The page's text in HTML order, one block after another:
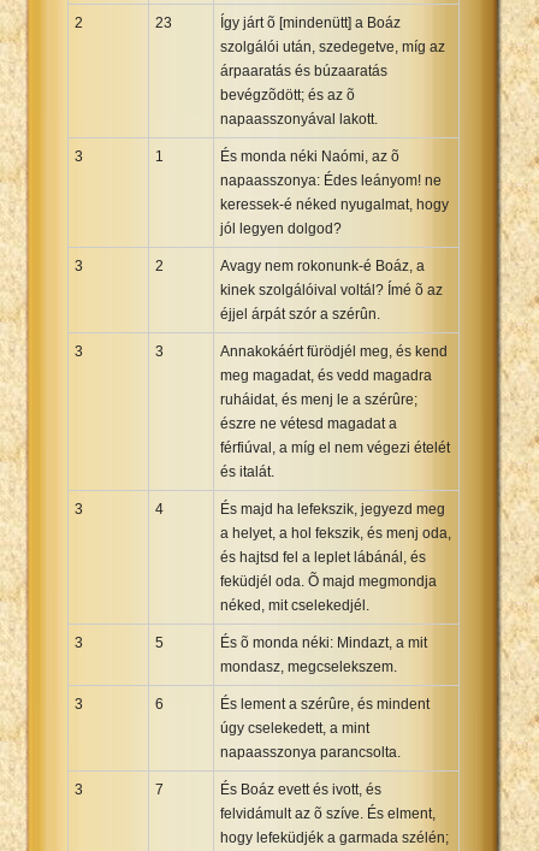
2 23
Így járt õ [mindenütt] a Boáz
szolgálói után, szedegetve, míg az
árpaaratás és búzaaratás
bevégzõdött; és az õ
napaasszonyával lakott.
3 1
És monda néki Naómi, az õ
napaasszonya: Édes leányom! ne
keressek-é néked nyugalmat, hogy
jól legyen dolgod?
3 2
Avagy nem rokonunk-é Boáz, a
kinek szolgálóival voltál? Ímé õ az
éjjel árpát szór a szérûn.
3 3
Annakokáért fürödjél meg, és kend
meg magadat, és vedd magadra
ruháidat, és menj le a szérûre;
észre ne vétesd magadat a
férfiúval, a míg el nem végezi ételét
és italát.
3 4
És majd ha lefekszik, jegyezd meg
a helyet, a hol fekszik, és menj oda,
és hajtsd fel a leplet lábánál, és
feküdjél oda. Õ majd megmondja
néked, mit cselekedjél.
3 5
És õ monda néki: Mindazt, a mit
mondasz, megcselekszem.
3 6
És lement a szérûre, és mindent
úgy cselekedett, a mint
napaasszonya parancsolta.
3 7
És Boáz evett és ivott, és
felvidámult az õ szíve. És elment,
hogy lefeküdjék a garmada szélén;